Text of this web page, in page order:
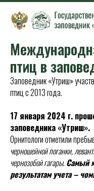
птиц в
Заповедник «Утриш»
птиц с 2013 года.
17 января 2024 г.
заповедника «Утриш».
Орнитологи отметили
черношейной поганки,
чернозобой гагары. Самый
результатам учета –